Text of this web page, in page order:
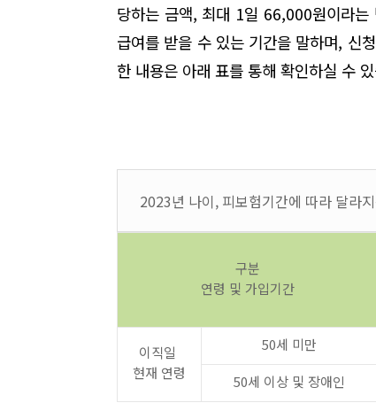
당하는 금액, 최대 1일 66,000원이라는
급여를 받을 수 있는 기간을 말하며, 신
한 내용은 아래 표를 통해 확인하실 수
2023년 나이, 피보험기간에 따라 달라
구분
연령 및 가입기간
이직일
현재 연령
50세 미만
50세 이상 및 장애인